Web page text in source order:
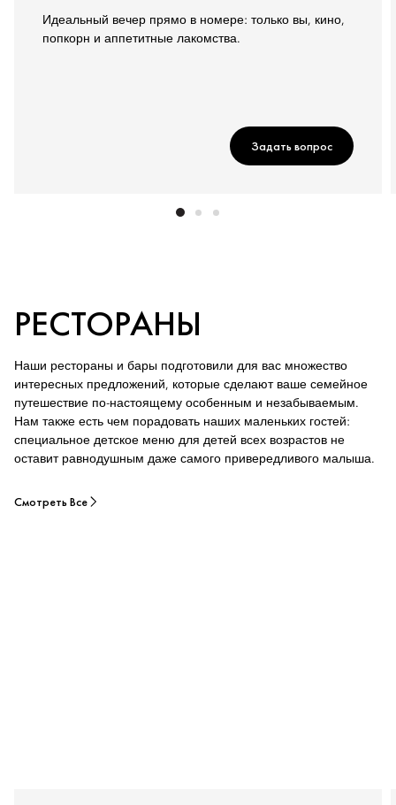
Идеальный вечер прямо в номере: только вы, кино,
попкорн и аппетитные лакомства.
Задать вопрос
РЕСТОРАНЫ
Наши рестораны и бары подготовили для вас множество
интересных предложений, которые сделают ваше семейное
путешествие по-настоящему особенным и незабываемым.
Нам также есть чем порадовать наших маленьких гостей:
специальное детское меню для детей всех возрастов не
оставит равнодушным даже самого привередливого малыша.
Смотреть Все